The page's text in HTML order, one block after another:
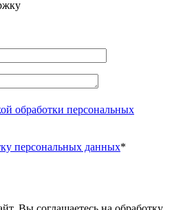
обработки персональных
персональных данных*